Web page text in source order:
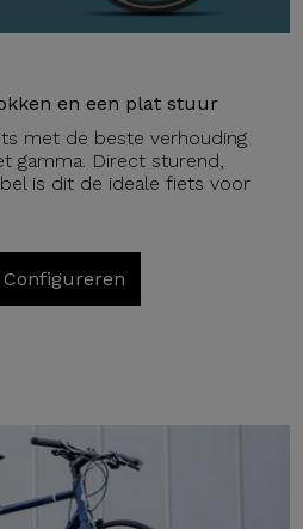
en een plat stuur
met de beste verhouding
gamma. Direct sturend,
is dit de ideale fiets voor
Configureren